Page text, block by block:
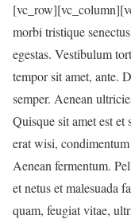
morbi tristique
egestas. Vestibulum
tempor sit amet, ante.
semper. Aenean
Quisque sit amet est
erat wisi,
Aenean fermentum.
et netus et malesuada
quam, feugiat vitae,